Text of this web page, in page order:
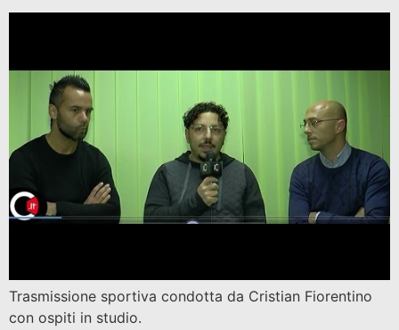
Trasmissione sportiva condotta da Cristian Fiorentino
con ospiti in studio.